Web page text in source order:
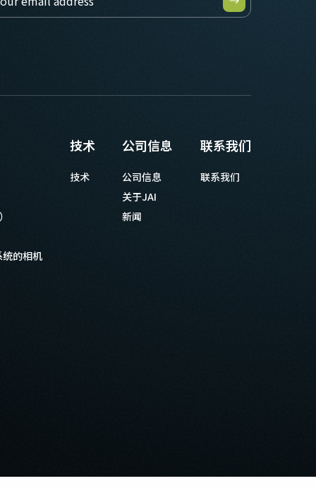
的相机
技术
技术
公司信息
公司信息
关于JAI
新闻
联系我们
联系我们